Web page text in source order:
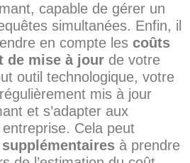
capable de gérer un
simultanées. Enfin, il
en compte les coûts
de mise à jour de votre
outil technologique, votre
mis à jour
et s’adapter aux
Cela peut
à prendre